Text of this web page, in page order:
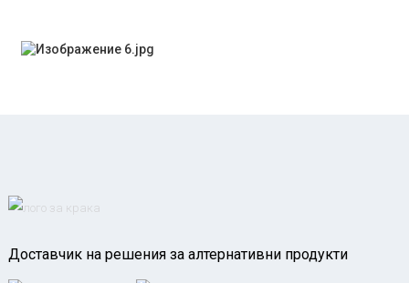
Доставчик на решения за алтернативни продукти